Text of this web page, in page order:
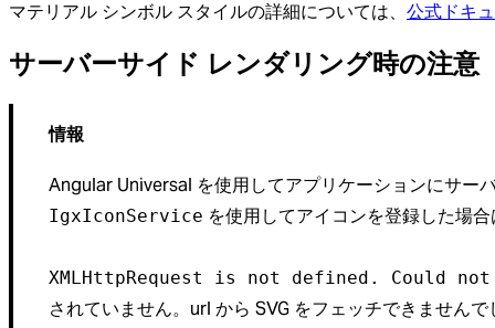
マテリアル シンボル スタイルの詳細については、 公式ドキ
サーバーサイド レンダリング時の注意
情報
Angular Universal を使用してアプリケーションにサー
IgxIconService を使用してアイコンを登録した場
XMLHttpRequest is not defined. Could
されていません。url から SVG をフェッチできませんで